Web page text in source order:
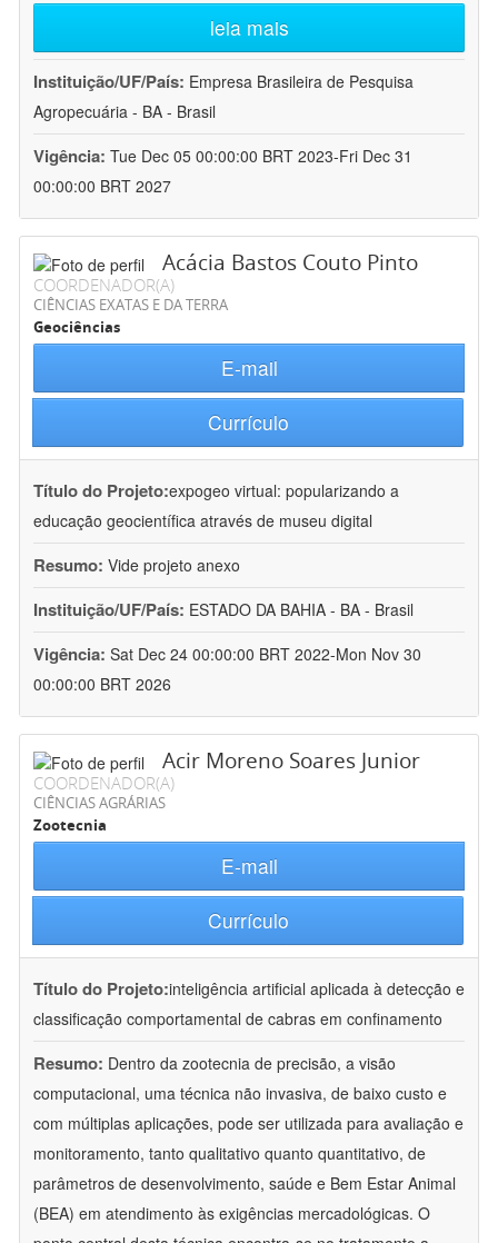
leia mais
Instituição/UF/País: Empresa Brasileira de Pesquisa
Agropecuária - BA - Brasil
Vigência: Tue Dec 05 00:00:00 BRT 2023-Fri Dec 31
00:00:00 BRT 2027
Acácia Bastos Couto Pinto
COORDENADOR(A)
CIÊNCIAS EXATAS E DA TERRA
Geociências
E-mail
Currículo
Título do Projeto:expogeo virtual: popularizando a
educação geocientífica através de museu digital
Resumo: Vide projeto anexo
Instituição/UF/País: ESTADO DA BAHIA - BA - Brasil
Vigência: Sat Dec 24 00:00:00 BRT 2022-Mon Nov 30
00:00:00 BRT 2026
Acir Moreno Soares Junior
COORDENADOR(A)
CIÊNCIAS AGRÁRIAS
Zootecnia
E-mail
Currículo
Título do Projeto:inteligência artificial aplicada à detecção e
classificação comportamental de cabras em confinamento
Resumo: Dentro da zootecnia de precisão, a visão
computacional, uma técnica não invasiva, de baixo custo e
com múltiplas aplicações, pode ser utilizada para avaliação e
monitoramento, tanto qualitativo quanto quantitativo, de
parâmetros de desenvolvimento, saúde e Bem Estar Animal
(BEA) em atendimento às exigências mercadológicas. O